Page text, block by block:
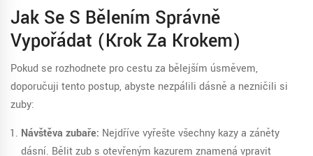
Jak Se S Bělením Správně
Vypořádat (Krok Za Krokem)
Pokud se rozhodnete pro cestu za bělejším úsměvem,
doporučuji tento postup, abyste nezpálili dásně a nezničili si
zuby:
Návštěva zubaře: Nejdříve vyřešte všechny kazy a záněty
dásní. Bělit zub s otevřeným kazurem znamená vpravit